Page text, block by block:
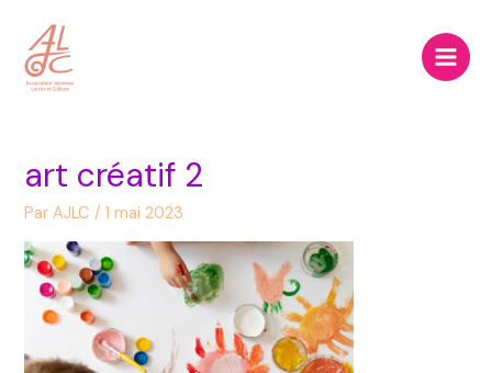
contenu
art créatif 2
ParAJLC/1 mai 2023